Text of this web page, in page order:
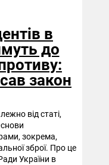
в
до
закон
від статі,
зокрема,
зброї. Про це
України в